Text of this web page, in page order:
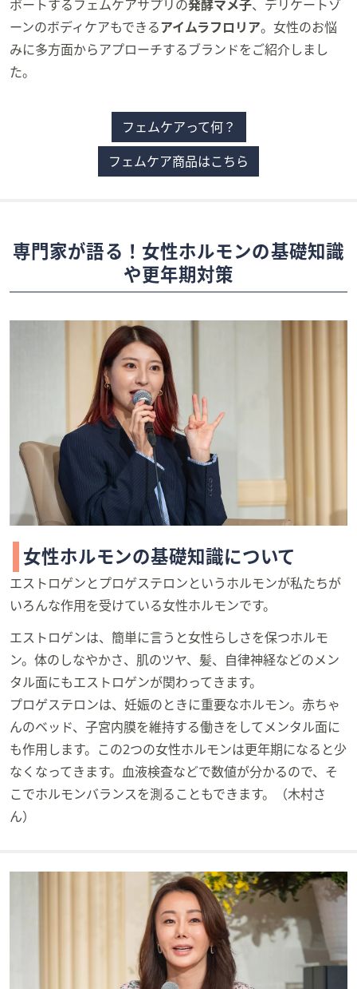
ポートするフェムケアサプリの発酵マメ子、デリケートゾ
ーンのボディケアもできるアイムラフロリア。女性のお悩
みに多方面からアプローチするブランドをご紹介しまし
た。
フェムケアって何？
フェムケア商品はこちら
専門家が語る！女性ホルモンの基礎知識
や更年期対策
女性ホルモンの基礎知識について
エストロゲンとプロゲステロンというホルモンが私たちが
いろんな作用を受けている女性ホルモンです。
エストロゲンは、簡単に言うと女性らしさを保つホルモ
ン。体のしなやかさ、肌のツヤ、髪、自律神経などのメン
タル面にもエストロゲンが関わってきます。
プロゲステロンは、妊娠のときに重要なホルモン。赤ちゃ
んのベッド、子宮内膜を維持する働きをしてメンタル面に
も作用します。この2つの女性ホルモンは更年期になると少
なくなってきます。血液検査などで数値が分かるので、そ
こでホルモンバランスを測ることもできます。（木村さ
ん）